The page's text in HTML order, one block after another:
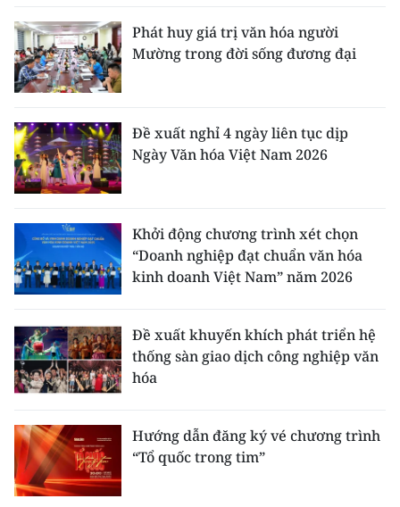
Phát huy giá trị văn hóa người
Mường trong đời sống đương đại
Đề xuất nghỉ 4 ngày liên tục dịp
Ngày Văn hóa Việt Nam 2026
Khởi động chương trình xét chọn
“Doanh nghiệp đạt chuẩn văn hóa
kinh doanh Việt Nam” năm 2026
Đề xuất khuyến khích phát triển hệ
thống sàn giao dịch công nghiệp văn
hóa
Hướng dẫn đăng ký vé chương trình
“Tổ quốc trong tim”